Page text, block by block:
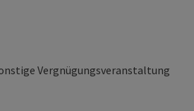
Vergnügungsveranstaltung